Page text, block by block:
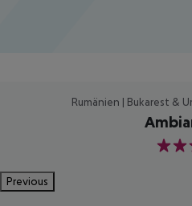
Rumänien | Bukarest &
3
Previous